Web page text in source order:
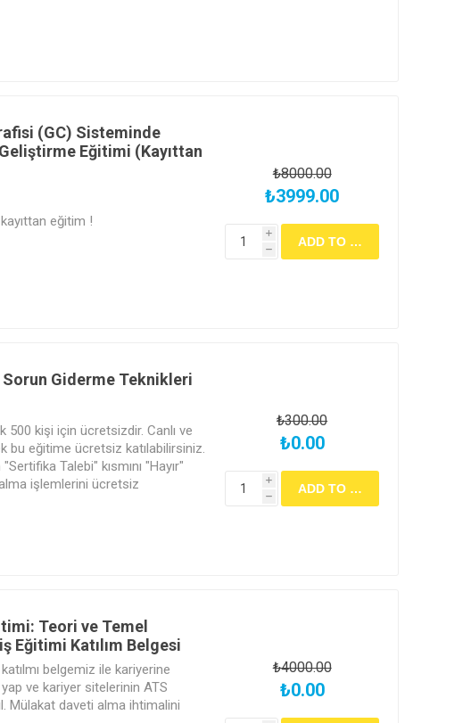
(GC) Sisteminde
Eğitimi (Kayıttan
eğitim !
₺8000.00
₺3999.00
i
h
Giderme Teknikleri
500 kişi için ücretsizdir. Canlı ve
bu eğitime ücretsiz katılabilirsiniz.
Talebi" kısmını "Hayır"
işlemlerini ücretsiz
bir başarı sertifikası almak için
"Evet" olarak işaretlemeniz ve
₺300.00
₺0.00
i
h
Teori ve Temel
Eğitimi Katılım Belgesi
belgemiz ile kariyerine
ve kariyer sitelerinin ATS
Mülakat daveti alma ihtimalini
₺4000.00
₺0.00